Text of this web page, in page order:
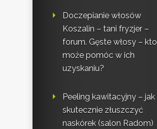
Doczepianie włosów
Koszalin – tani fryzjer –
forum. Gęste włosy – kto
może pomóc w ich
uzyskaniu?
Peeling kawitacyjny – jak
skutecznie złuszczyć
naskórek (salon Radom)